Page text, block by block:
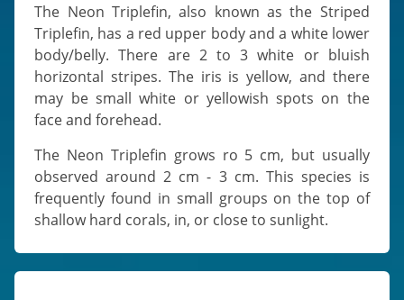
The Neon Triplefin, also known as the Striped
Triplefin, has a red upper body and a white lower
body/belly. There are 2 to 3 white or bluish
horizontal stripes. The iris is yellow, and there
may be small white or yellowish spots on the
face and forehead.
The Neon Triplefin grows ro 5 cm, but usually
observed around 2 cm - 3 cm. This species is
frequently found in small groups on the top of
shallow hard corals, in, or close to sunlight.